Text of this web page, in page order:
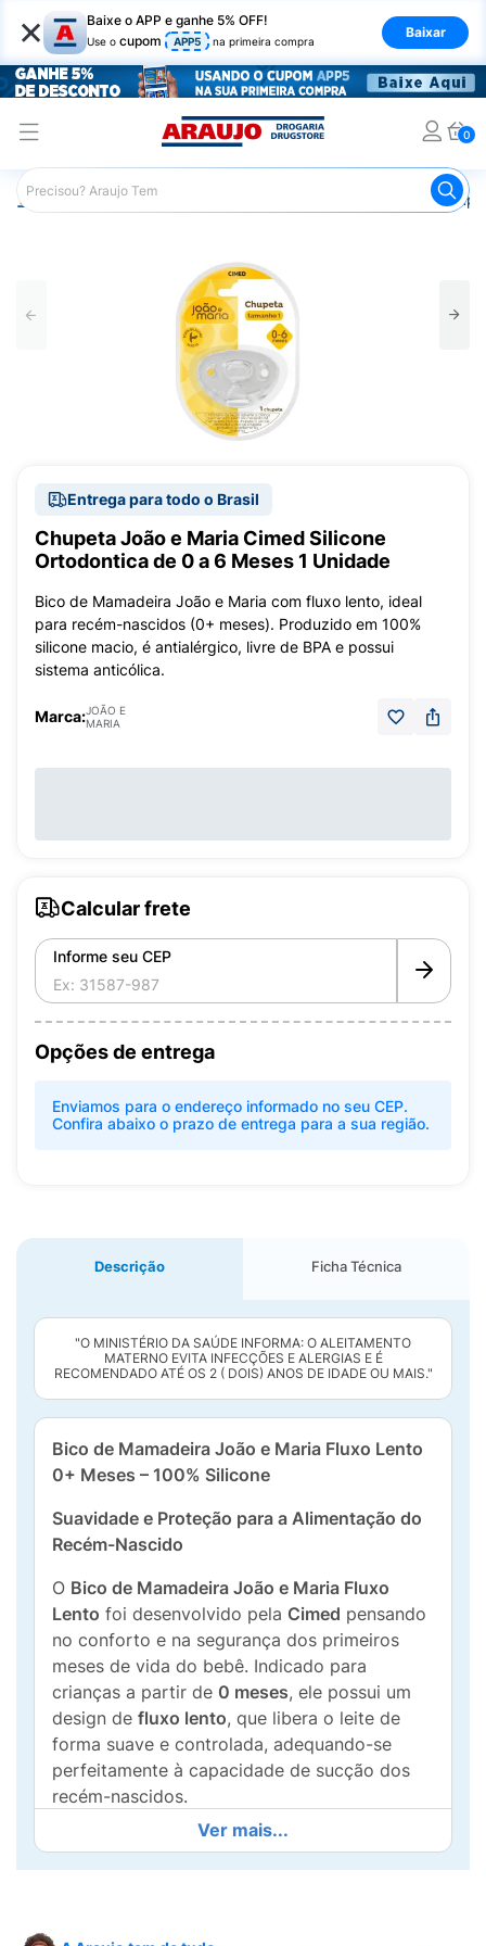
× Baixe o APP e ganhe 5% OFF!
Use o cupom APP5 na primeira compra
Baixar
0
Araujo Infantil
Entrega para todo o Brasil
Chupeta João e Maria Cimed Silicone
Ortodontica de 0 a 6 Meses 1 Unidade
Bico de Mamadeira João e Maria com fluxo lento, ideal
para recém-nascidos (0+ meses). Produzido em 100%
silicone macio, é antialérgico, livre de BPA e possui
sistema anticólica.
Marca:JOÃO E
MARIA
Calcular frete
Informe seu CEP
Opções de entrega
Enviamos para o endereço informado no seu CEP.
Confira abaixo o prazo de entrega para a sua região.
Descrição Ficha Técnica
"O MINISTÉRIO DA SAÚDE INFORMA: O ALEITAMENTO
MATERNO EVITA INFECÇÕES E ALERGIAS E É
RECOMENDADO ATÉ OS 2 ( DOIS) ANOS DE IDADE OU MAIS."
Bico de Mamadeira João e Maria Fluxo Lento
0+ Meses – 100% Silicone
Suavidade e Proteção para a Alimentação do
Recém-Nascido
O Bico de Mamadeira João e Maria Fluxo
Lento foi desenvolvido pela Cimed pensando
no conforto e na segurança dos primeiros
meses de vida do bebê. Indicado para
crianças a partir de 0 meses, ele possui um
design de fluxo lento, que libera o leite de
forma suave e controlada, adequando-se
perfeitamente à capacidade de sucção dos
recém-nascidos.
100% silicone macio
transparente, resistente e fácil de limpar. Sua
Ver mais...